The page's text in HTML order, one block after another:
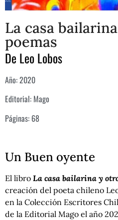
La casa
poemas
De Leo Lobos
Año: 2020
Editorial: Mago
Páginas: 68
Un Buen oyente
El libro La casa bailarina y
creación del poeta chileno
en la Colección Escritores
de la Editorial Mago el año